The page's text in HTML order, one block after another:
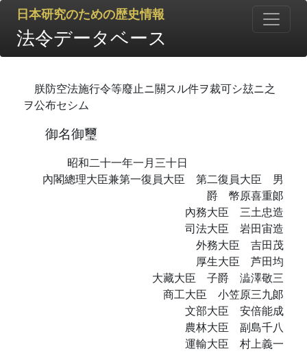
日本研究のための歴史情報
法令データベース
朕防空法施行令等廢止ニ關スル件ヲ裁可シ玆ニ之
ヲ公布セシム
御名御璽
昭和二十一年一月三十日
內閣總理大臣兼第一復員大臣 第二復員大臣 男
爵 幣原喜重郞
內務大臣 三土忠造
司法大臣 岩田宙造
外務大臣 吉田茂
厚生大臣 芦田均
大藏大臣 子爵 澁澤敬三
商工大臣 小笠原三九郞
文部大臣 安倍能成
農林大臣 副島千八
運輸大臣 村上義一